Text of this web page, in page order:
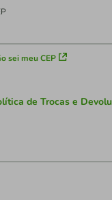
sei meu CEP
de Trocas e